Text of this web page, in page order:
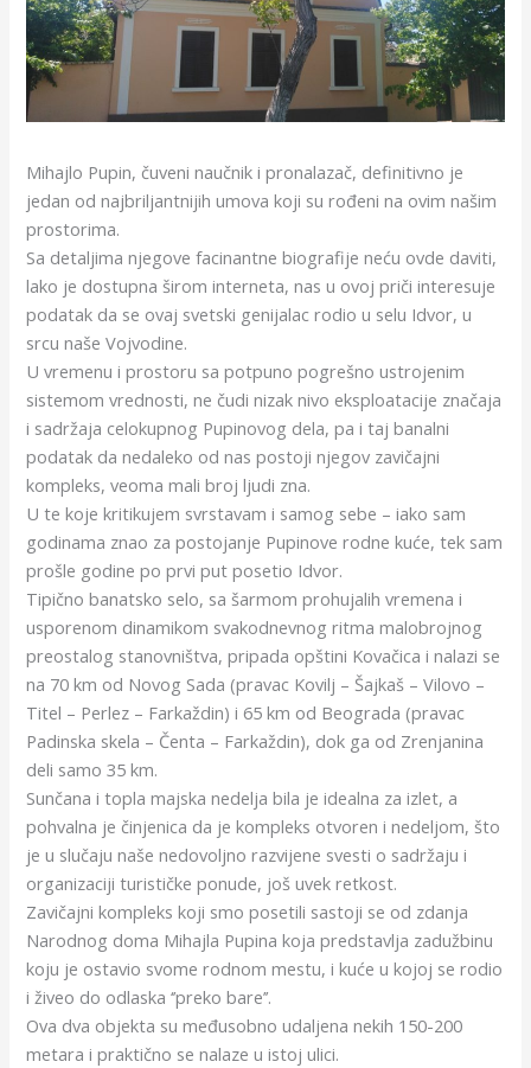
Mihajlo Pupin, čuveni naučnik i pronalazač, definitivno je
jedan od najbriljantnijih umova koji su rođeni na ovim našim
prostorima.
Sa detaljima njegove facinantne biografije neću ovde daviti,
lako je dostupna širom interneta, nas u ovoj priči interesuje
podatak da se ovaj svetski genijalac rodio u selu Idvor, u
srcu naše Vojvodine.
U vremenu i prostoru sa potpuno pogrešno ustrojenim
sistemom vrednosti, ne čudi nizak nivo eksploatacije značaja
i sadržaja celokupnog Pupinovog dela, pa i taj banalni
podatak da nedaleko od nas postoji njegov zavičajni
kompleks, veoma mali broj ljudi zna.
U te koje kritikujem svrstavam i samog sebe – iako sam
godinama znao za postojanje Pupinove rodne kuće, tek sam
prošle godine po prvi put posetio Idvor.
Tipično banatsko selo, sa šarmom prohujalih vremena i
usporenom dinamikom svakodnevnog ritma malobrojnog
preostalog stanovništva, pripada opštini Kovačica i nalazi se
na 70 km od Novog Sada (pravac Kovilj – Šajkaš – Vilovo –
Titel – Perlez – Farkaždin) i 65 km od Beograda (pravac
Padinska skela – Čenta – Farkaždin), dok ga od Zrenjanina
deli samo 35 km.
Sunčana i topla majska nedelja bila je idealna za izlet, a
pohvalna je činjenica da je kompleks otvoren i nedeljom, što
je u slučaju naše nedovoljno razvijene svesti o sadržaju i
organizaciji turističke ponude, još uvek retkost.
Zavičajni kompleks koji smo posetili sastoji se od zdanja
Narodnog doma Mihajla Pupina koja predstavlja zadužbinu
koju je ostavio svome rodnom mestu, i kuće u kojoj se rodio
i živeo do odlaska ‘’preko bare’’.
Ova dva objekta su međusobno udaljena nekih 150-200
metara i praktično se nalaze u istoj ulici.